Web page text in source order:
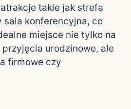
takie jak strefa
sala konferencyjna, co
miejsce nie tylko na
urodzinowe, ale
firmowe czy